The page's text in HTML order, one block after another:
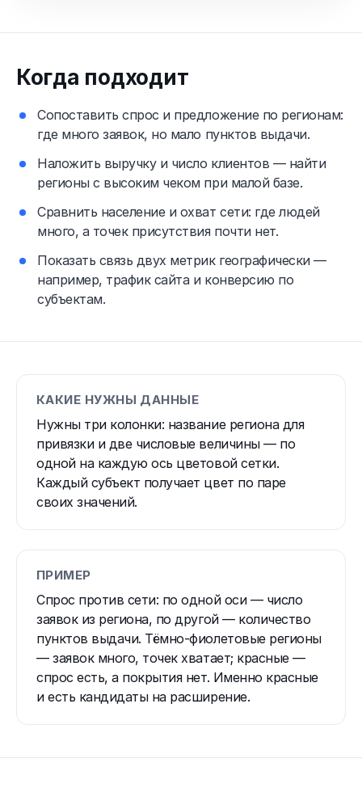
Когда подходит
Сопоставить спрос и предложение по регионам:
где много заявок, но мало пунктов выдачи.
Наложить выручку и число клиентов — найти
регионы с высоким чеком при малой базе.
Сравнить население и охват сети: где людей
много, а точек присутствия почти нет.
Показать связь двух метрик географически —
например, трафик сайта и конверсию по
субъектам.
КАКИЕ НУЖНЫ ДАННЫЕ
Нужны три колонки: название региона для
привязки и две числовые величины — по
одной на каждую ось цветовой сетки.
Каждый субъект получает цвет по паре
своих значений.
ПРИМЕР
Спрос против сети: по одной оси — число
заявок из региона, по другой — количество
пунктов выдачи. Тёмно-фиолетовые регионы
— заявок много, точек хватает; красные —
спрос есть, а покрытия нет. Именно красные
и есть кандидаты на расширение.